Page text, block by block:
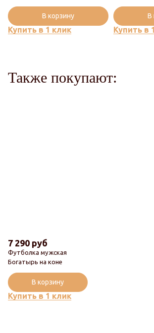
Популярный
Купить в 1 клик
В корзину
Купить в
Также покупают:
Футболка мужская
Богатырь на коне
7 290 руб
Купить в 1 клик
В корзину